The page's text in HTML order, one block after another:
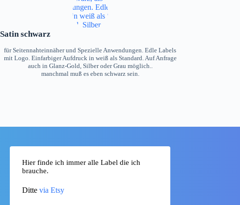
Satin schwarz
für Seitennahteinnäher und Spezielle Anwendungen. Edle Labels
mit Logo. Einfarbiger Aufdruck in weiß als Standard. Auf Anfrage
auch in Glanz-Gold, Silber oder Grau möglich..
manchmal muß es eben schwarz sein.
Hier finde ich immer alle Label die ich
brauche.
Dittevia Etsy